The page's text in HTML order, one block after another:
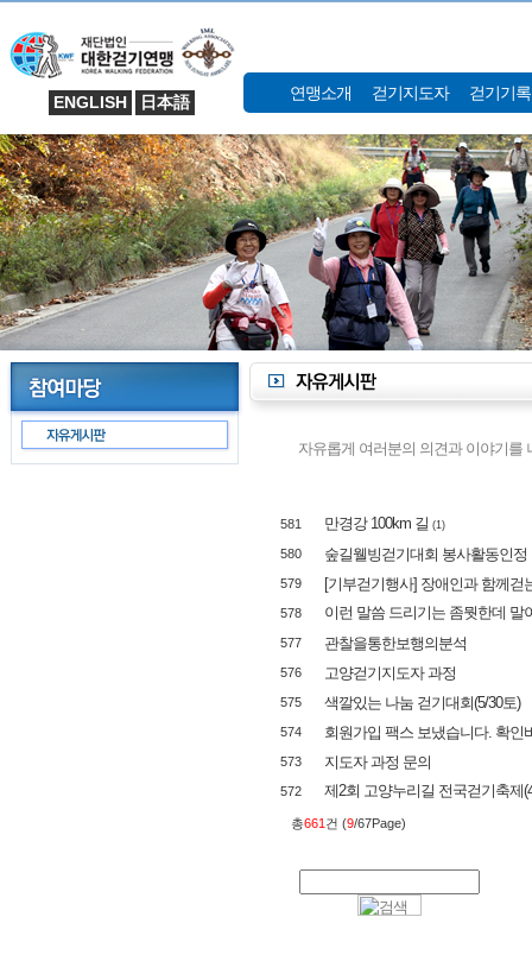
ENGLISH 日本語 연맹소개 걷기지도자 걷기기
자유롭게 여러분의 의견과 이야기를
581 만경강 100km 길 (1)
580 숲길웰빙걷기대회 봉사활동인정
579 [기부걷기행사] 장애인과 함께걷
578 이런 말씀 드리기는 좀뭣한데 말
577 관찰을통한보행의분석
576 고양걷기지도자 과정
575 색깔있는 나눔 걷기대회(5/30토)
574 회원가입 팩스 보냈습니다. 확인
573 지도자 과정 문의
572 제2회 고양누리길 전국걷기축제
총661 건 (9/67Page)